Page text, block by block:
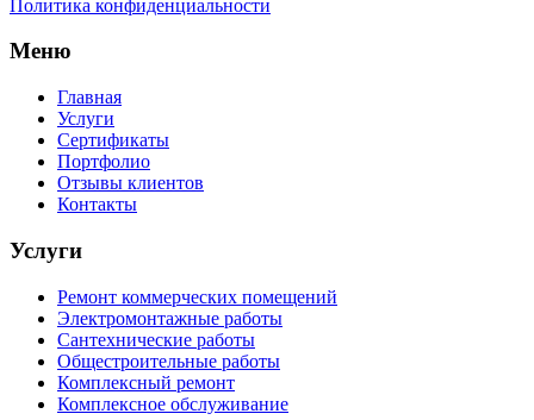
ремонтом и модернизацией
медучреждений в Минске и по всей
Беларуси, выполняя проекты любой
сложности — от косметической
отделки до капитальной
реконструкции с заменой
инженерных систем.
качественного продвижения в Google
и Яндекс. Она поможет вам понять,
как должен выполняться ремонт
медицинских центров, какие
требования предъявляются
законодательством, какие этапы
Политика конфиденциальности
Меню
Главная
Услуги
Сертификаты
Портфолио
Отзывы клиентов
Контакты
Услуги
Ремонт коммерческих помещений
Электромонтажные работы
Сантехнические работы
Общестроительные работы
Комплексный ремонт
Комплексное обслуживание